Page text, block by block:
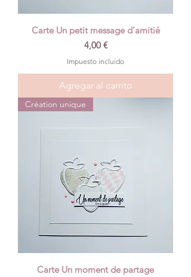
Carte Un petit message d’amitié
Precio
4,00 €
Impuesto incluido
Agregar al carrito
Création unique
Carte Un moment de partage